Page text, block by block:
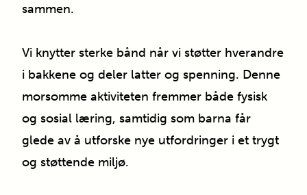
sammen.
Vi knytter sterke bånd når vi støtter hverandre
i bakkene og deler latter og spenning. Denne
morsomme aktiviteten fremmer både fysisk
og sosial læring, samtidig som barna får
glede av å utforske nye utfordringer i et trygt
og støttende miljø.